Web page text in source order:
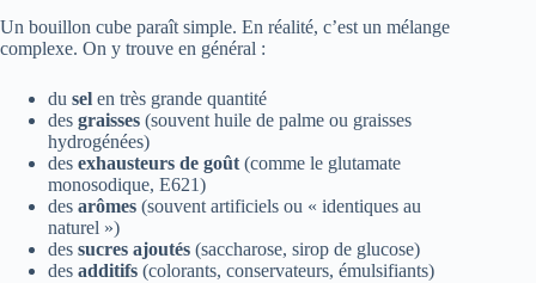
Un bouillon cube paraît simple. En réalité, c’est un mélange
complexe. On y trouve en général :
du sel en très grande quantité
des graisses (souvent huile de palme ou graisses
hydrogénées)
des exhausteurs de goût (comme le glutamate
monosodique, E621)
des arômes (souvent artificiels ou « identiques au
naturel »)
des sucres ajoutés (saccharose, sirop de glucose)
des additifs (colorants, conservateurs, émulsifiants)